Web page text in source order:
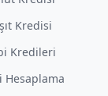
Kredisi
Kredileri
Hesaplama